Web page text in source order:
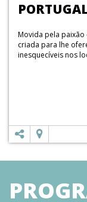
Movida pela paixão
criada para lhe
inesquecíveis nos